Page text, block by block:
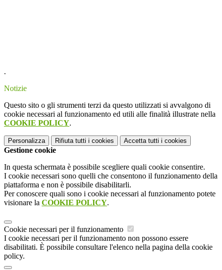
.
Notizie
Questo sito o gli strumenti terzi da questo utilizzati si avvalgono di
cookie necessari al funzionamento ed utili alle finalità illustrate nella
COOKIE POLICY.
Personalizza Rifiuta tutti i cookies Accetta tutti i cookies
Gestione cookie
In questa schermata è possibile scegliere quali cookie consentire.
I cookie necessari sono quelli che consentono il funzionamento della
piattaforma e non è possibile disabilitarli.
Per conoscere quali sono i cookie necessari al funzionamento potete
visionare la COOKIE POLICY.
Cookie necessari per il funzionamento
I cookie necessari per il funzionamento non possono essere
disabilitati. È possibile consultare l'elenco nella pagina della cookie
policy.